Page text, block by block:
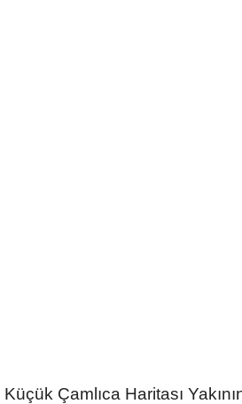
Küçük Çamlıca Haritası